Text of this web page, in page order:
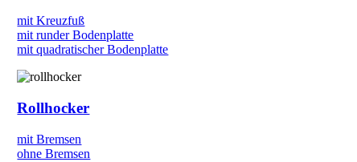
mit Kreuzfuß
mit runder Bodenplatte
mit quadratischer Bodenplatte
Rollhocker
mit Bremsen
ohne Bremsen